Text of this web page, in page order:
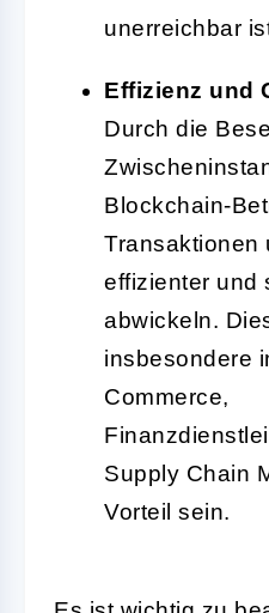
unerreichbar
Effizienz und
Durch die
Blockchain-
Transaktionen
effizienter und
abwickeln.
insbesondere
Commerce,
Supply Chain
Vorteil sein.